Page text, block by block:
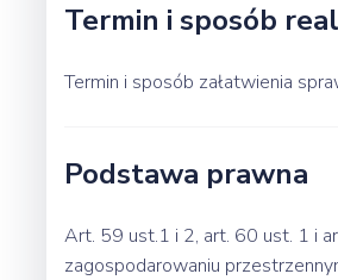
Termin i sposób
Termin i sposób załatwienia
Podstawa prawna
Art. 59 ust.1 i 2, art. 60 ust. 1 i
zagospodarowaniu